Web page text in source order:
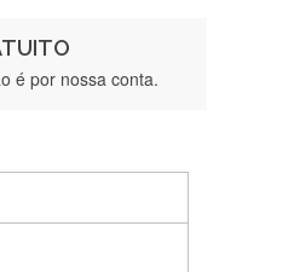
é por nossa conta.